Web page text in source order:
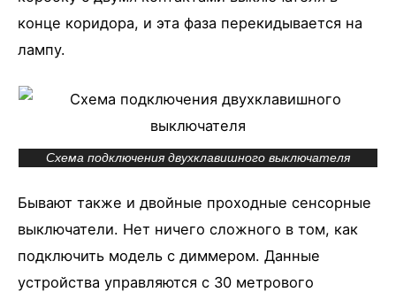
конце коридора, и эта фаза перекидывается на
лампу.
Схема подключения двухклавишного выключателя
Бывают также и двойные проходные сенсорные
выключатели. Нет ничего сложного в том, как
подключить модель с диммером. Данные
устройства управляются с 30 метрового